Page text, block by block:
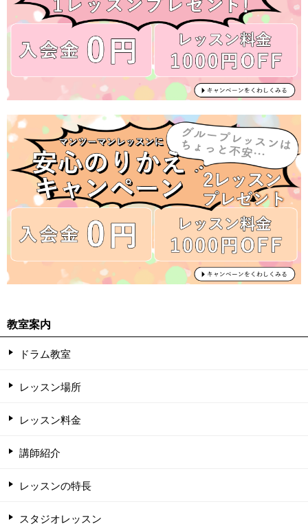
教室案内
ドラム教室
レッスン場所
レッスン料金
講師紹介
レッスンの特長
スタジオレッスン